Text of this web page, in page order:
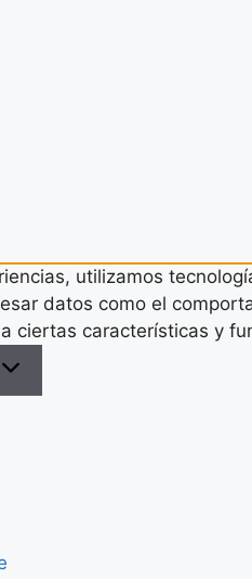
utilizamos
datos como el
ciertas características y